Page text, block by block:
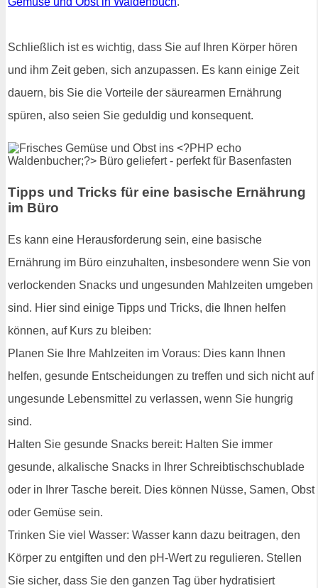
Schließlich ist es wichtig, dass Sie auf Ihren Körper hören
und ihm Zeit geben, sich anzupassen. Es kann einige Zeit
dauern, bis Sie die Vorteile der säurearmen Ernährung
spüren, also seien Sie geduldig und konsequent.
Tipps und Tricks für eine basische Ernährung
im Büro
Es kann eine Herausforderung sein, eine basische
Ernährung im Büro einzuhalten, insbesondere wenn Sie von
verlockenden Snacks und ungesunden Mahlzeiten umgeben
sind. Hier sind einige Tipps und Tricks, die Ihnen helfen
können, auf Kurs zu bleiben:
Planen Sie Ihre Mahlzeiten im Voraus: Dies kann Ihnen
helfen, gesunde Entscheidungen zu treffen und sich nicht auf
ungesunde Lebensmittel zu verlassen, wenn Sie hungrig
sind.
Halten Sie gesunde Snacks bereit: Halten Sie immer
gesunde, alkalische Snacks in Ihrer Schreibtischschublade
oder in Ihrer Tasche bereit. Dies können Nüsse, Samen, Obst
oder Gemüse sein.
Trinken Sie viel Wasser: Wasser kann dazu beitragen, den
Körper zu entgiften und den pH-Wert zu regulieren. Stellen
Sie sicher, dass Sie den ganzen Tag über hydratisiert